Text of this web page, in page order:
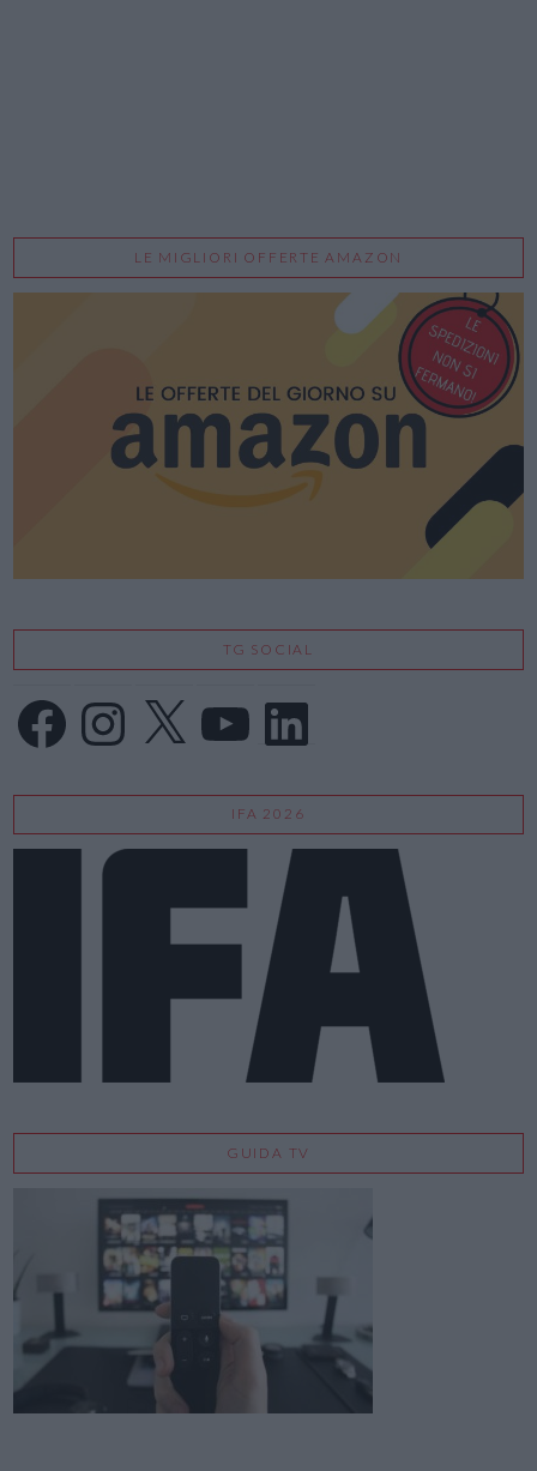
LE MIGLIORI OFFERTE AMAZON
TG SOCIAL
FacebookInstagram
X LinkedIn
IFA 2026
GUIDA TV